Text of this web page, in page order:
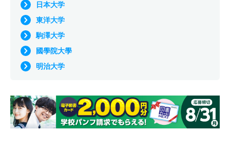
日本大学
東洋大学
駒澤大学
國學院大學
明治大学